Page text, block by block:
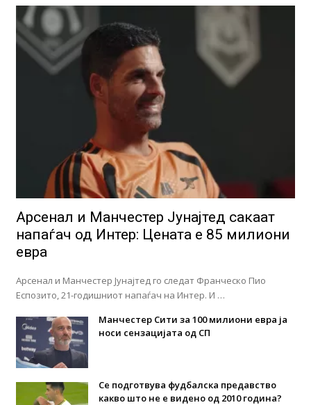
Арсенал и Манчестер Јунајтед сакаат
напаѓач од Интер: Цената е 85 милиони
евра
Арсенал и Манчестер Јунајтед го следат Франческо Пио
Еспозито, 21-годишниот напаѓач на Интер. И …
Манчестер Сити за 100 милиони евра ја
носи сензацијата од СП
Се подготвува фудбалска предавство
какво што не е видено од 2010 година?